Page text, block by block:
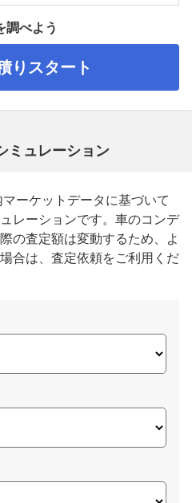
調べよう
りスタート
ミュレーション
ーケットデータに基づいて
レーションです。車のコンデ
の査定額は変動するため、よ
合は、査定依頼をご利用くだ